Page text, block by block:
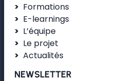
Formations
E-learnings
L’équipe
Le projet
Actualités
NEWSLETTER